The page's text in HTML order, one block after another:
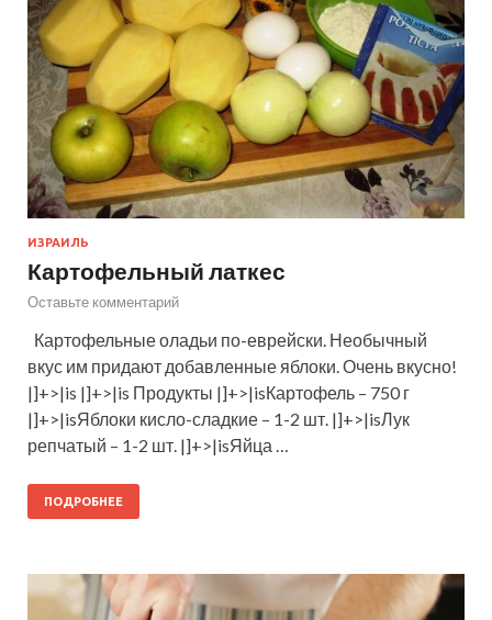
ИЗРАИЛЬ
Картофельный латкес
Оставьте комментарий
Картофельные оладьи по-еврейски. Необычный
вкус им придают добавленные яблоки. Очень вкусно!
|]+>|is |]+>|is Продукты |]+>|isКартофель – 750 г
|]+>|isЯблоки кисло-сладкие – 1-2 шт. |]+>|isЛук
репчатый – 1-2 шт. |]+>|isЯйца …
ПОДРОБНЕЕ